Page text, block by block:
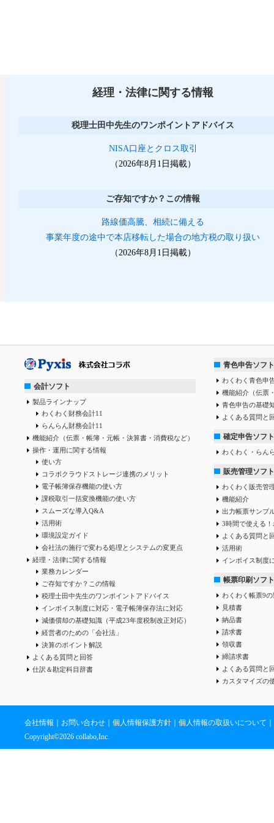
経理・法律に関する情報
税理士田中先生のワンポイントアドバイス
NISA口座とクロス取引
（2026年8月1日掲載）
ご存知ですか？この情報
路線価高騰、相続に備える
事業年度の途中で本店移転した場合の地方税の取り扱い
（2026年8月1日掲載）
会計ソフト
製品ラインナップ
わくわく財務会計11
らんらん財務会計11
機能紹介（伝票・帳簿・元帳・決算書・消費税など）
操作・運用に関する情報
使い方
コラボクラウドストレージ連携のメリット
電子帳簿保存機能の使い方
課税取引一括変換機能の使い方
スムーズな導入Q&A
活用術
環境設定ガイド
会社法の施行で変わる処理とシステムの変更点
経理・法律に関する情報
業務カレンダー
ご存知ですか？この情報
税理士田中先生のワンポイントアドバイス
インボイス制度に対応・電子帳簿保存法に対応
減価償却の基礎知識（平成23年度税制改正対応）
経営者のための「会社法」
決算のポイント解説
よくある質問と回答
仕訳＆勘定科目辞書
青色申告ソフト
わくわく青色申
機能紹介（伝票
青色申告の基礎
よくある質問と
確定申告ソフト
わくわく・らん
販売管理ソフト
わくわく販売管
機能紹介
出力帳票サンプ
3時間で使える
よくある質問と
活用術
インボイス制度
帳票印刷ソフト
わくわく帳票9
見積書
納品書
請求書
領収書
締請求書
よくある質問と
カスタマイズの
会社情報 お問い合わせ 個人情報保護方針 個人情報の取扱いについて
Copyright©2026 collabo,Inc.